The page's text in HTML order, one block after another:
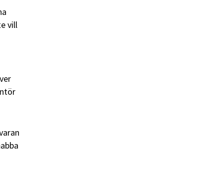
vill